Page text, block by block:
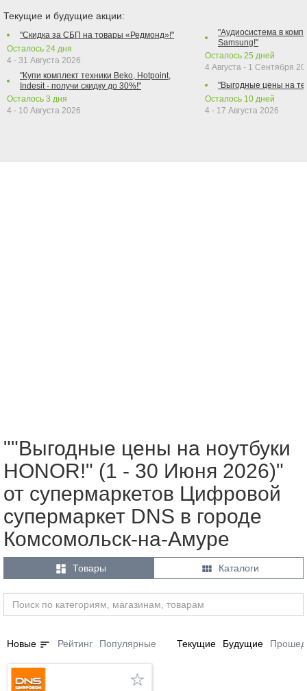
Текущие и будущие акции:
"Скидка за СБП на товары «Редмонд»!"
Осталось 24 дня
4 - 31 Августа 2026
"Купи комплект техники Beko, Hotpoint,
Indesit - получи скидку до 30%!"
Осталось 3 дня
4 - 10 Августа 2026
"Аудиосистема в
Samsung!"
Осталось 25 дней
4 Августа - 1 Сентября
"Выгодные цены на
Осталось 10 дней
4 - 17 Августа 2026
""Выгодные цены на ноутбуки
HONOR!" (1 - 30 Июня 2026)"
от супермаркетов Цифровой
супермаркет DNS в городе
Комсомольск-на-Амуре
 Товары  Каталоги
Новые sort Рейтинг Популярные Текущие Будущие